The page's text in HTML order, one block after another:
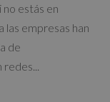
estás en
las empresas han
de